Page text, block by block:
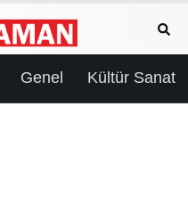
Genel Kültür Sanat